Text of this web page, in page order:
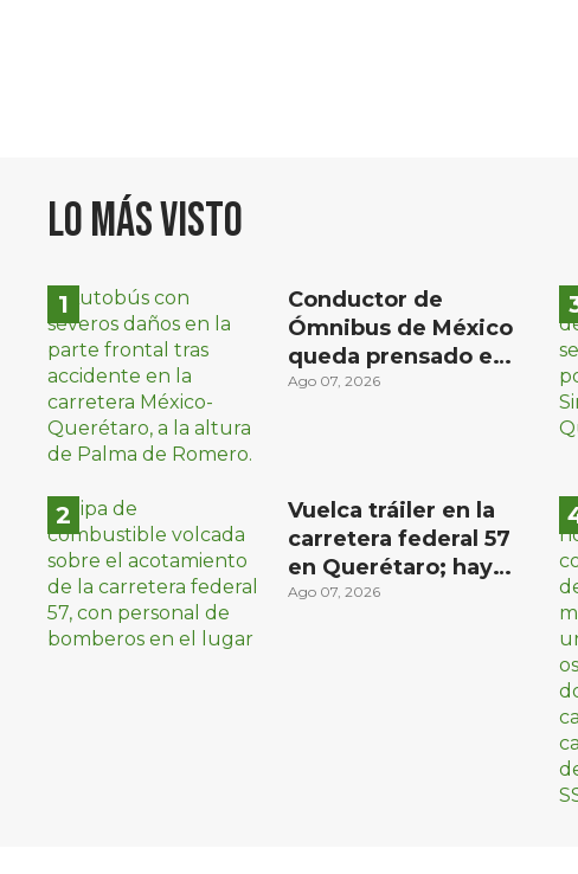
Lo más visto
Conductor de
Ómnibus de México
queda prensado en
choque con
Ago 07, 2026
Vuelca tráiler en la
carretera federal 57
en Querétaro; hay
derrame de
Ago 07, 2026